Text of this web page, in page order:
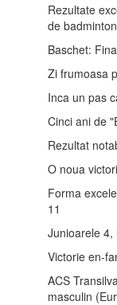
Rezultate
de
Baschet:
Zi frumoasa
Inca un pas
Cinci ani de
Rezultat
O noua
Forma
11
Junioarele 4,
Victorie en-
ACS
masculin